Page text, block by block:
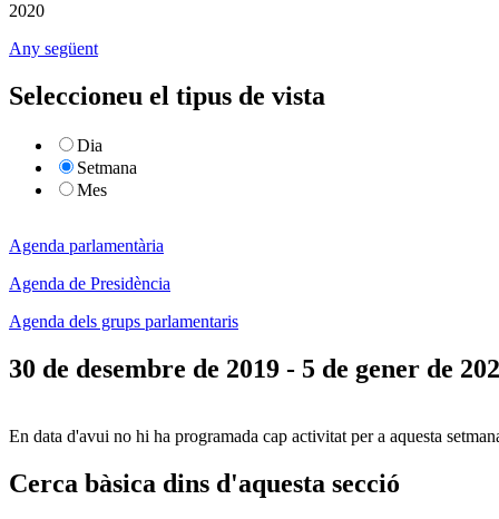
2020
Any següent
Seleccioneu el tipus de vista
Dia
Setmana
Mes
Agenda parlamentària
Agenda de Presidència
Agenda dels grups parlamentaris
30 de desembre de 2019 - 5 de gener de
En data d'avui no hi ha programada cap activitat per a aquesta
Cerca bàsica dins d'aquesta secció